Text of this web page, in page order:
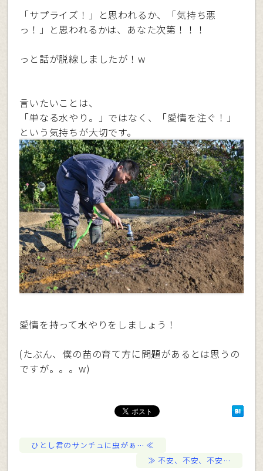
「サプライズ！」と思われるか、「気持ち悪
っ！」と思われるかは、あなた次第！！！
っと話が脱線しましたが！w
言いたいことは、
「単なる水やり。」ではなく、「愛情を注ぐ！」
という気持ちが大切です。
愛情を持って水やりをしましょう！
(たぶん、僕の苗の育て方に問題があるとは思うの
ですが。。。w)
ひとし君のサンチュに虫がぁ…
不安、不安、不安…